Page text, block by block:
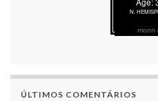
moon
ÚLTIMOS COMENTÁRIOS